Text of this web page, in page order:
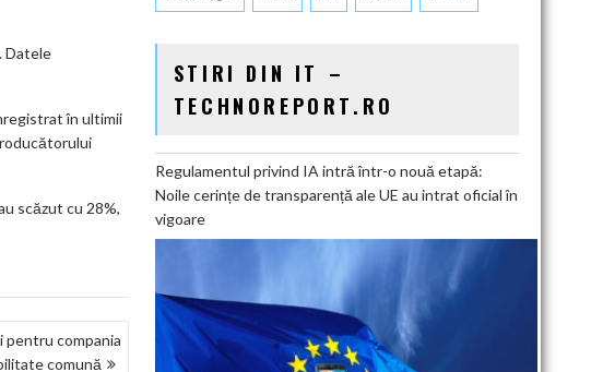
Datele
în ultimii
scăzut cu 28%,
pentru compania
comună
STIRI DIN IT –
TECHNOREPORT.RO
Regulamentul privind IA intră într-o nouă etapă:
Noile cerințe de transparență ale UE au intrat oficial în
vigoare